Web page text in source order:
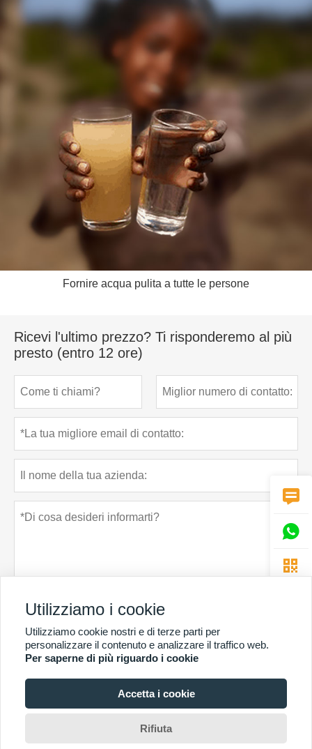
Fornire acqua pulita a tutte le persone
Ricevi l'ultimo prezzo? Ti risponderemo al più
presto (entro 12 ore)
presentare Politica sulla riservatezza
Copyright di © Guangzhou Chunke Environmental Technology Co. Ltd. E-mail:



Utilizziamo i cookie
Utilizziamo cookie nostri e di terze parti per
personalizzare il contenuto e analizzare il traffico web.
Per saperne di più riguardo i cookie
Accetta i cookie
Rifiuta